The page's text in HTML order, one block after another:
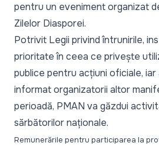
pentru un eveniment organizat
Zilelor Diasporei.
Potrivit Legii privind întrunirile,
prioritate în ceea ce privește
publice pentru acțiuni oficiale,
informat organizatorii altor
perioadă, PMAN va găzdui
sărbătorilor naționale.
Remunerările pentru participarea la